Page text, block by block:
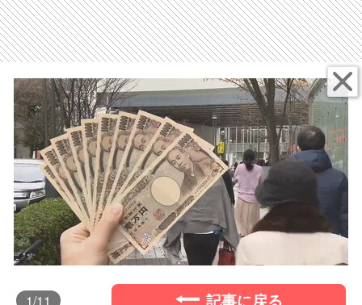
1/11 記事に戻る